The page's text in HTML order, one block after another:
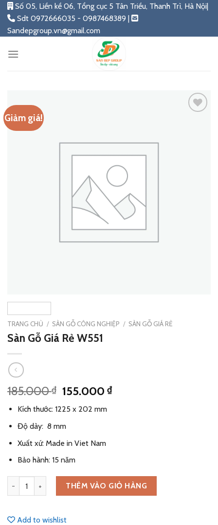
Skip
content
Số 05, Liền kề 06, Tổng cục 5 Tân Triều, Thanh Trì, Hà Nội|
Sdt 0972666035 - 0987468389 |
Sandepgroup.vn@gmail.com
Giảm giá!
TRANG CHỦ / SÀN GỖ CÔNG NGHIỆP / SÀN GỖ GIÁ RẺ
Sàn Gỗ Giá Rẻ W551
185.000₫ Giá
là:
185.000 ₫.
155.000₫Giá
Kích thước: 1225 x 202 mm
Độ dày: 8 mm
Xuất xứ: Made in Viet Nam
Bảo hành: 15 năm
Sàn Gỗ Giá Rẻ W551 số lượngTHÊM VÀO GIỎ HÀNG
Add to wishlist